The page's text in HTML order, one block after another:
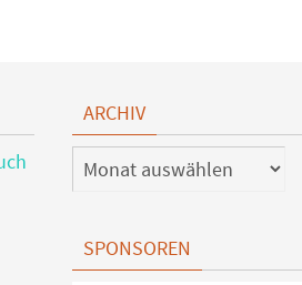
ARCHIV
SPONSOREN